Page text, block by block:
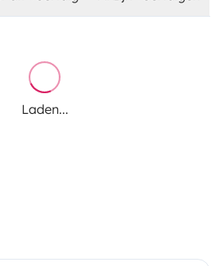
benefits from a microclimate with
in nature or by the water
to a campsite every day.
a partner network, you can be
(over 10,000 addresses in
Laden...